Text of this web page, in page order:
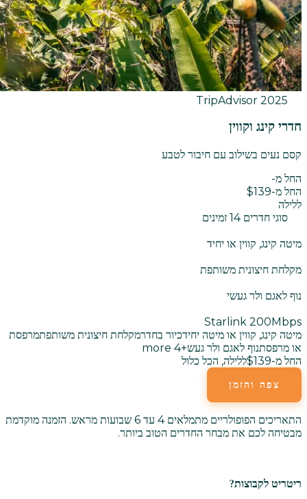
TripAdvisor 2025
חדרי קינג וקווין
קסם נעים בשילוב עם חיבור לטבע
החל מ-
החל מ-$139
ללילה
סוגי חדרים 14 זמינים
מיטה קינג, קווין או יחיד
מקלחת חיצונית משותפת
נוף לאגם ולר געשי
Starlink 200Mbps
מיטה קינג, קווין או מיטה יחידכיור בחדרמקלחת חיצונית משותפתמרפסת
או מרפסתנוף לאגם ולר געש+
4
החל מ-$139
ללילה, הכל כלול
צפה והזמן
התאריכים הפופולריים מתמלאים 4 עד 6 שבועות מראש. הזמנה מוקדמת
מבטיחה לכם את מבחר החדרים הטוב ביותר.
ריטריט לקבוצות?